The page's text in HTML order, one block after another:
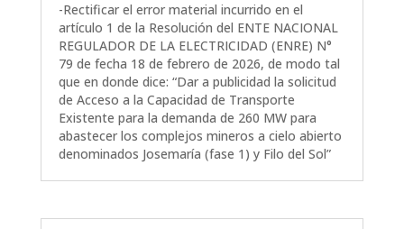
-Rectificar el error material incurrido en el
artículo 1 de la Resolución del ENTE NACIONAL
REGULADOR DE LA ELECTRICIDAD (ENRE) N°
79 de fecha 18 de febrero de 2026, de modo tal
que en donde dice: “Dar a publicidad la solicitud
de Acceso a la Capacidad de Transporte
Existente para la demanda de 260 MW para
abastecer los complejos mineros a cielo abierto
denominados Josemaría (fase 1) y Filo del Sol”